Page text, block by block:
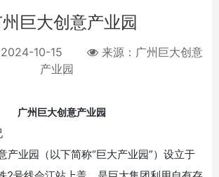
州巨大创意产业园
10-15 来源： 广州巨大创意
产业园
广州巨大创意产业园
产业园（以下简称“巨大产业园”）设立于